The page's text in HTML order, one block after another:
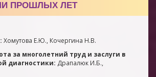
ПРОШЛЫХ ЛЕТ
Хомутова Е.Ю., Кочергина Н.В.
за многолетний труд и заслуги в
диагностики: Драпалюк И.Б.,